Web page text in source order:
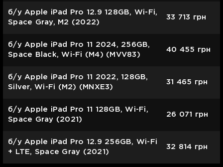
б/у Apple iPad Pro 12.9 128GB, Wi-Fi,
Space Gray, M2 (2022)
33 713 грн
б/у Apple iPad Pro 11 2024, 256GB,
Space Black, Wi-Fi (M4) (MVV83)
40 455 грн
б/у Apple iPad Pro 11 2022, 128GB,
Silver, Wi-Fi (M2) (MNXE3)
31 465 грн
б/у Apple iPad Pro 11 128GB, Wi-Fi,
Space Gray (2021)
26 071 грн
б/у Apple iPad Pro 12.9 256GB, Wi-Fi
+ LTE, Space Gray (2021)
32 814 грн